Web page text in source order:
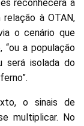
reconhecera a
à OTAN,
o cenário que
“ou a população
será isolada do
o sinais de
multiplicar. No